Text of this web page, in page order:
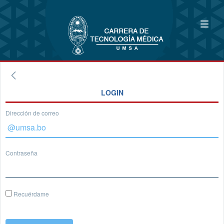
LOGIN
Dirección de correo
Contraseña
Recuérdame